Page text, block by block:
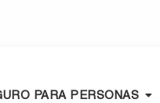
PARA PERSONAS